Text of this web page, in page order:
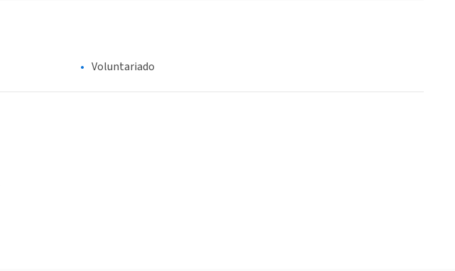
Voluntariado